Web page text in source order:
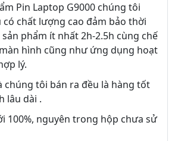
Pin Laptop G9000 chúng tôi
có chất lượng cao đảm bảo thời
phẩm ít nhất 2h-2.5h cùng chế
hình cũng như ứng dụng hoạt
lý.
chúng tôi bán ra đều là hàng tốt
lâu dài .
100%, nguyên trong hộp chưa sử